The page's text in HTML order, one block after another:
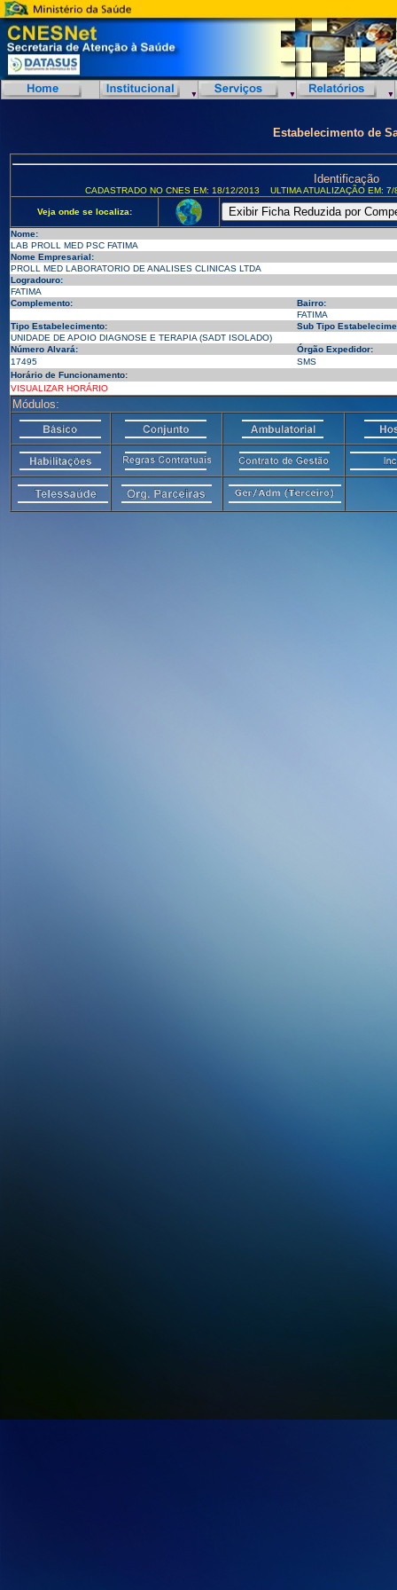
Estabelecimento de
Identificação
CADASTRADO NO CNES EM: 18/12/2013 ULTIMA ATUALIZAÇÃO EM:
Veja onde se localiza:
Nome:
LAB PROLL MED PSC FATIMA
Nome Empresarial:
PROLL MED LABORATORIO DE ANALISES CLINICAS LTDA
Logradouro:
FATIMA
Complemento:
Bairro:
FATIMA
Tipo Estabelecimento:
Sub Tipo
UNIDADE DE APOIO DIAGNOSE E TERAPIA (SADT ISOLADO)
Número Alvará:
Órgão Expedidor:
17495
SMS
Horário de Funcionamento:
VISUALIZAR HORÁRIO
Módulos: